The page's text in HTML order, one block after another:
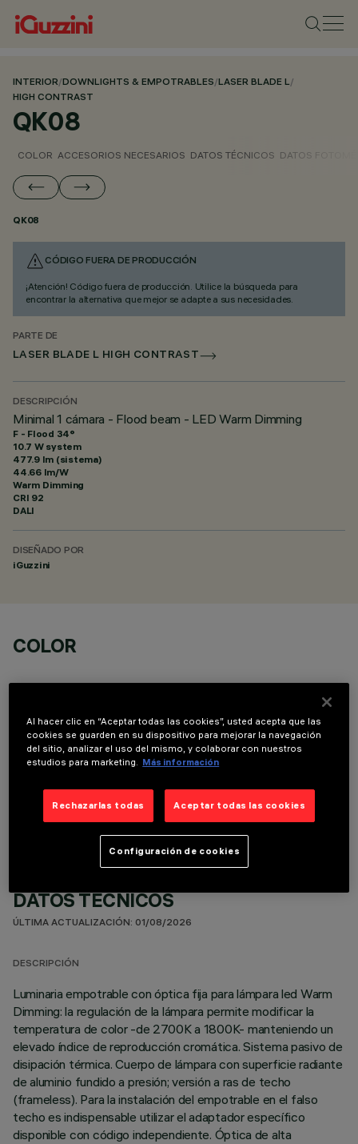
INTERIOR/DOWNLIGHTS & EMPOTRABLES/LASER BLADE L/
HIGH CONTRAST
QK08
COLOR ACCESORIOS NECESARIOS DATOS TÉCNICOS DATOS
QK08
CÓDIGO FUERA DE PRODUCCIÓN
¡Atención! Código fuera de producción. Utilice la búsqueda para
encontrar la alternativa que mejor se adapte a sus necesidades.
PARTE DE
LASER BLADE L HIGH CONTRAST
DESCRIPCIÓN
Minimal 1 cámara - Flood beam - LED Warm Dimming
F - Flood 34°
10.7 W system
477.9 lm (sistema)
44.66 lm/W
Warm Dimming
CRI 92
DALI
DISEÑADO POR
iGuzzini
COLOR
ACCESORIOS NECESARIOS
Es necesario pedir uno de los accesorios necesarios para instalar y utilizar correctamente el
DATOS TÉCNICOS
ÚLTIMA ACTUALIZACIÓN: 01/08/2026
DESCRIPCIÓN
Luminaria empotrable con óptica fija para lámpara led Warm
Dimming: la regulación de la lámpara permite modificar la
temperatura de color -de 2700K a 1800K- manteniendo un
elevado índice de reproducción cromática. Sistema pasivo de
disipación térmica. Cuerpo de lámpara con superficie radiante
de aluminio fundido a presión; versión a ras de techo
(frameless). Para la instalación del empotrable en el falso
techo es indispensable utilizar el adaptador específico
disponible con código independiente. Óptica de alta
Al hacer clic en “Aceptar todas las cookies”, usted acepta que las
cookies se guarden en su dispositivo para mejorar la navegación
del sitio, analizar el uso del mismo, y colaborar con nuestros
estudios para marketing.
Más información
Rechazarlas todas Aceptar todas las cookies
Configuración de cookies